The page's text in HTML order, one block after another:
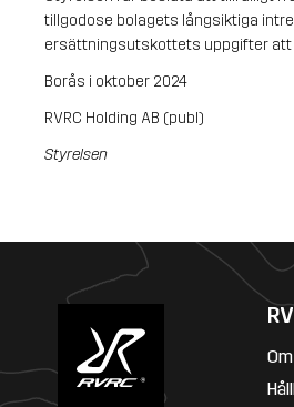
tillgodose bolagets långsiktiga
ersättningsutskottets uppgifter att
Borås i oktober 2024
RVRC Holding AB (publ)
Styrelsen